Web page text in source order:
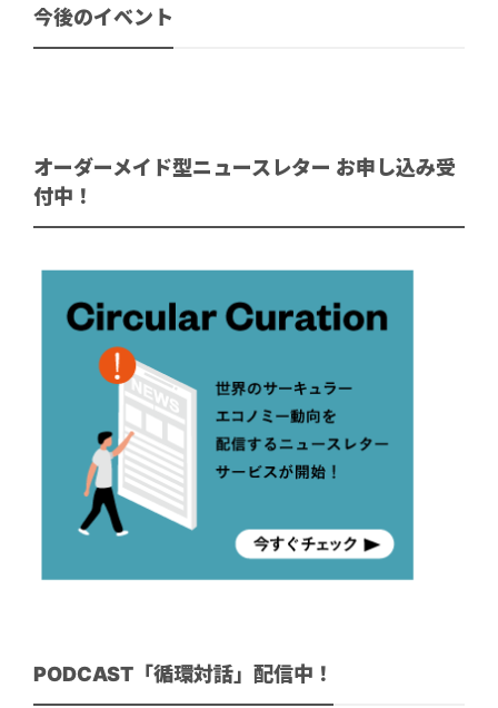
今後のイベント
オーダーメイド型ニュースレター お申し込み受
付中！
PODCAST「循環対話」配信中！